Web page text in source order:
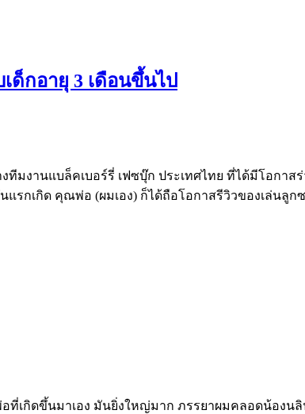
ด็กอายุ 3 เดือนขึ้นไป
งานแบล็คเบอร์รี่ เฟซบุ๊ก ประเทศไทย ที่ได้มีโอกาสร่
กเกิด คุณพ่อ (ผมเอง) ก็ได้ถือโอกาสรีวิวของเล่นลูก
กิดขึ้นมาเอง มันยิ่งใหญ่มาก ภรรยาผมคลอดน้องนลิ